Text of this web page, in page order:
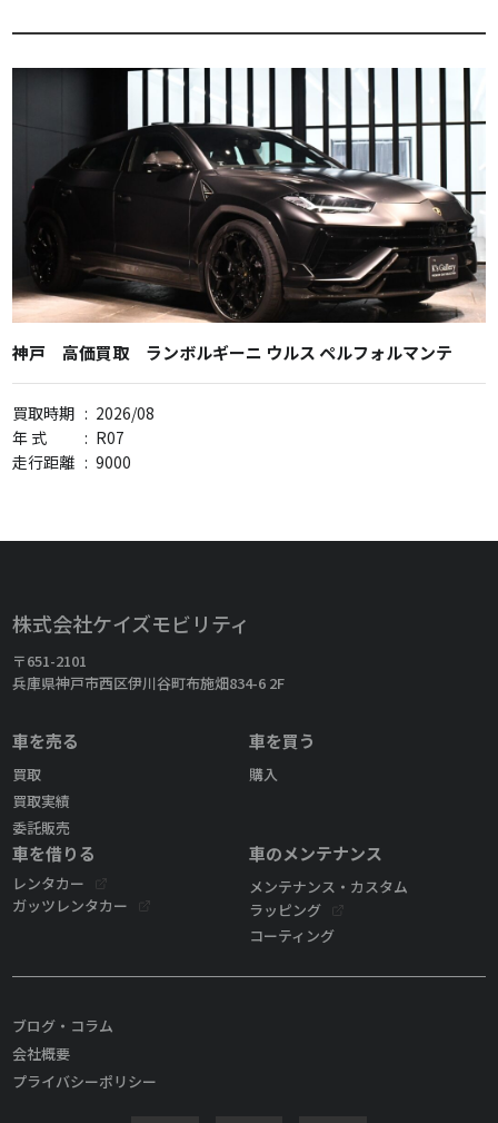
神戸 高価買取 ランボルギーニ ウルス ペルフォルマンテ
買取時期 : 2026/08
年 式
: R07
走行距離 : 9000
株式会社ケイズモビリティ
〒651-2101
兵庫県神戸市西区伊川谷町布施畑834-6 2F
車を売る
買取
買取実績
委託販売
車を買う
購入
車を借りる
レンタカー
ガッツレンタカー
車のメンテナンス
メンテナンス・カスタム
ラッピング
コーティング
ブログ・コラム
会社概要
プライバシーポリシー